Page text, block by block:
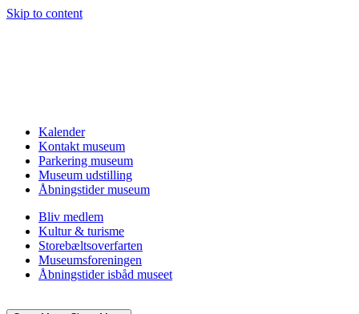
Skip to content
Kalender
Kontakt museum
Parkering museum
Museum udstilling
Åbningstider museum
Bliv medlem
Kultur & turisme
Storebæltsoverfarten
Museumsforeningen
Åbningstider isbåd museet